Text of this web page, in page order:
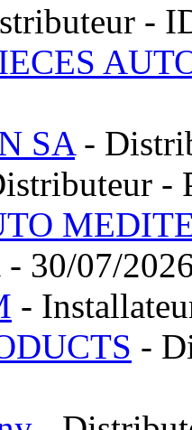
-
SA-
-
- 30/07/
-
-